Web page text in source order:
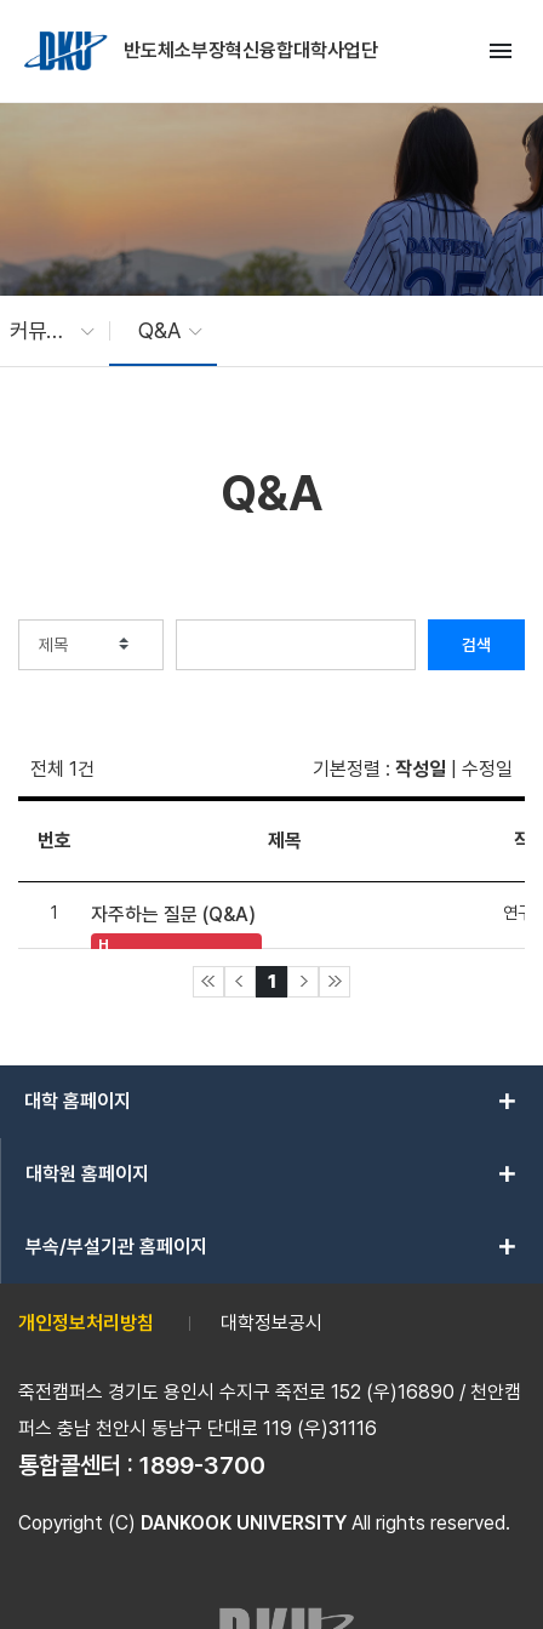
반도체소부장혁신융합대학사업단
menu
커뮤니티 Q&A
Q&A
검색
전체 1건 기본정렬 : 작성일 수정일
번호 제목 작
1 자주하는 질문 (Q&A)
H
연구
1
대학 홈페이지 add
대학원 홈페이지 add
부속/부설기관 홈페이지 add
개인정보처리방침 대학정보공시
죽전캠퍼스 경기도 용인시 수지구 죽전로 152 (우)16890 / 천안캠
퍼스 충남 천안시 동남구 단대로 119 (우)31116
통합콜센터 : 1899-3700
Copyright (C) DANKOOK UNIVERSITY All rights reserved.